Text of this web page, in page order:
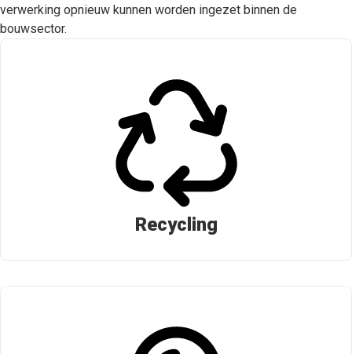
verwerking opnieuw kunnen worden ingezet binnen de
bouwsector.
Recycling